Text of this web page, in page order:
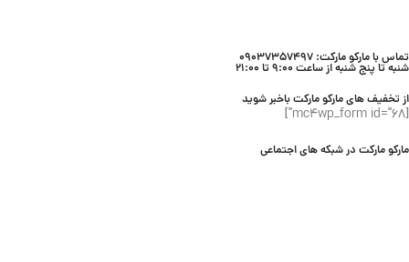
تماس با مارکو مارکت: 09037357497
شنبه تا پنج شنبه از ساعت 9:00 تا 21:00
از تخفیف های مارکو مارکت باخبر شوید
[mc4wp_form id="68"]
مارکو مارکت در شبکه های اجتماعی